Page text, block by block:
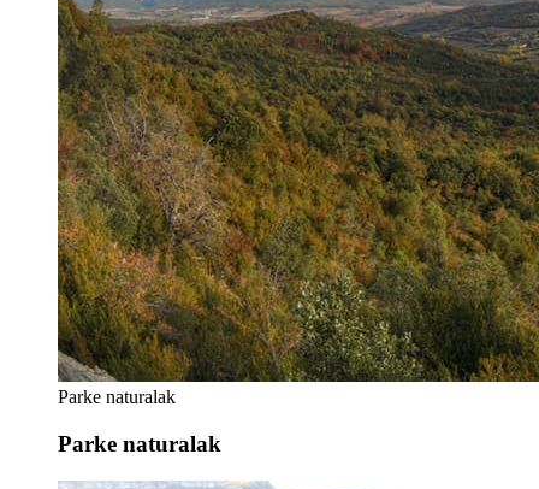
Parke naturalak
Parke naturalak